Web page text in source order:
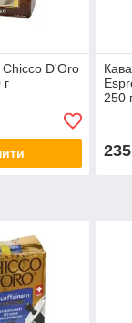
D'Oro
250
235